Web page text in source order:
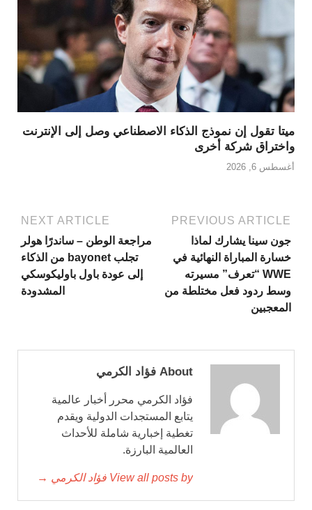
ميتا تقول إن نموذج الذكاء الاصطناعي وصل إلى الإنترنت
واختراق شركة أخرى
أغسطس 6, 2026
PREVIOUS ARTICLE
جون سينا يشارك لماذا
خسارة المباراة النهائية في
WWE “تعرف” مسيرته
وسط ردود فعل مختلطة من
المعجبين
NEXT ARTICLE
مراجعة الوطن – ساندرًا هولر
تجلب bayonet من الذكاء
إلى عودة باول باوليكوسكي
المشدودة
About فؤاد الكرمي
فؤاد الكرمي محرر أخبار عالمية
يتابع المستجدات الدولية ويقدم
تغطية إخبارية شاملة للأحداث
العالمية البارزة.
View all posts by فؤاد الكرمي →